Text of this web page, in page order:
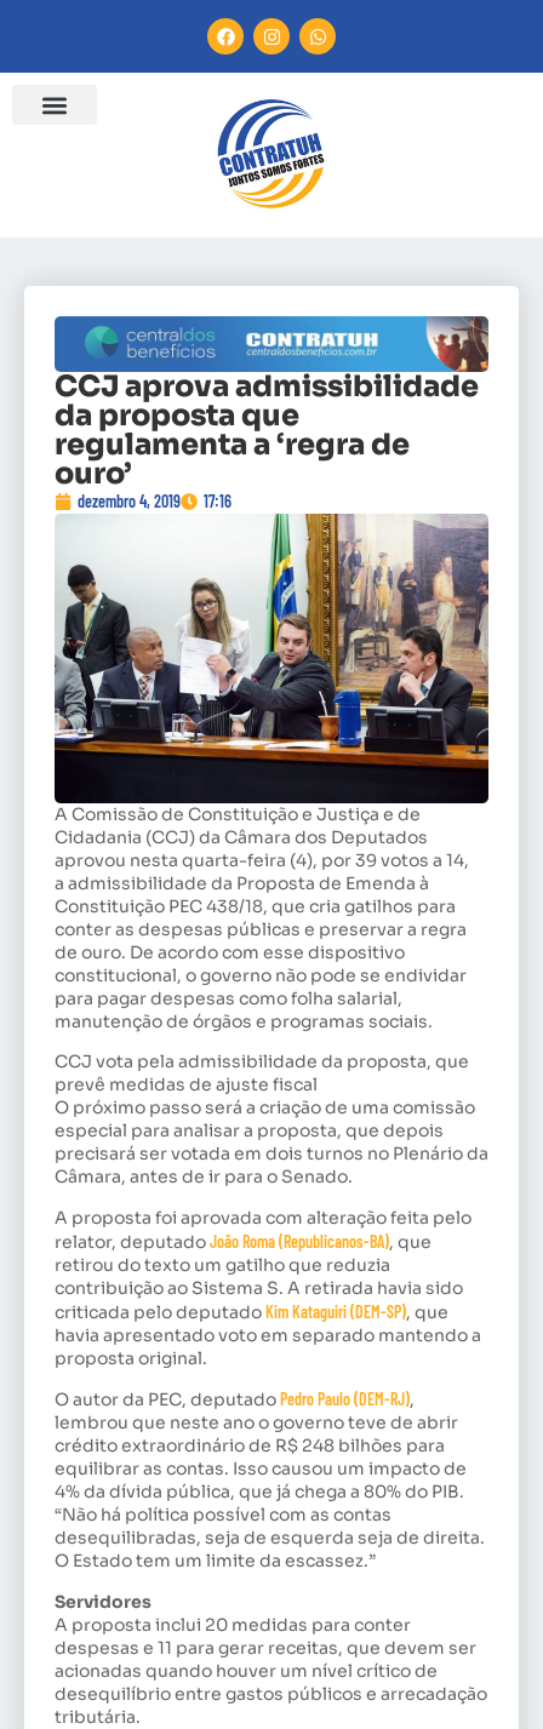
CCJ aprova admissibilidade
da proposta que
regulamenta a ‘regra de
ouro’
dezembro 4, 2019 17:16
A Comissão de Constituição e Justiça e de
Cidadania (CCJ) da Câmara dos Deputados
aprovou nesta quarta-feira (4), por 39 votos a 14,
a admissibilidade da Proposta de Emenda à
Constituição PEC 438/18, que cria gatilhos para
conter as despesas públicas e preservar a regra
de ouro. De acordo com esse dispositivo
constitucional, o governo não pode se endividar
para pagar despesas como folha salarial,
manutenção de órgãos e programas sociais.
CCJ vota pela admissibilidade da proposta, que
prevê medidas de ajuste fiscal
O próximo passo será a criação de uma comissão
especial para analisar a proposta, que depois
precisará ser votada em dois turnos no Plenário da
Câmara, antes de ir para o Senado.
A proposta foi aprovada com alteração feita pelo
relator, deputadoJoão Roma (Republicanos-BA), que
retirou do texto um gatilho que reduzia
contribuição ao Sistema S. A retirada havia sido
criticada pelo deputadoKim Kataguiri (DEM-SP), que
havia apresentado voto em separado mantendo a
proposta original.
O autor da PEC, deputadoPedro Paulo (DEM-RJ),
lembrou que neste ano o governo teve de abrir
crédito extraordinário de R$ 248 bilhões para
equilibrar as contas. Isso causou um impacto de
4% da dívida pública, que já chega a 80% do PIB.
“Não há política possível com as contas
desequilibradas, seja de esquerda seja de direita.
O Estado tem um limite da escassez.”
Servidores
A proposta inclui 20 medidas para conter
despesas e 11 para gerar receitas, que devem ser
acionadas quando houver um nível crítico de
desequilíbrio entre gastos públicos e arrecadação
tributária.